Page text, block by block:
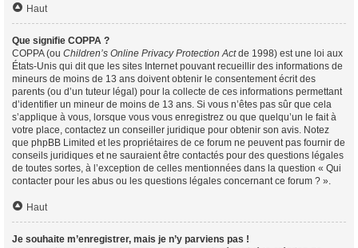
Haut
Que signifie COPPA ?
COPPA (ou Children’s Online Privacy Protection Actde 1998) est une loi aux
États-Unis qui dit que les sites Internet pouvant recueillir des informations de
mineurs de moins de 13 ans doivent obtenir le consentement écrit des
parents (ou d’un tuteur légal) pour la collecte de ces informations permettant
d’identifier un mineur de moins de 13 ans. Si vous n’êtes pas sûr que cela
s’applique à vous, lorsque vous vous enregistrez ou que quelqu’un le fait à
votre place, contactez un conseiller juridique pour obtenir son avis. Notez
que phpBB Limited et les propriétaires de ce forum ne peuvent pas fournir de
conseils juridiques et ne sauraient être contactés pour des questions légales
de toutes sortes, à l’exception de celles mentionnées dans la question « Qui
contacter pour les abus ou les questions légales concernant ce forum ? ».
Haut
Je souhaite m’enregistrer, mais je n’y parviens pas !